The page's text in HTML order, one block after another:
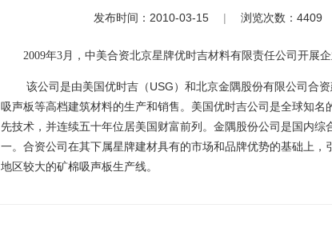
发布时间：2010-03-15 | 浏览次数：4409
2009年3月，中美合资北京星牌优时吉材料有限责任公司开展企
该公司是由美国优时吉（USG）和北京金隅股份有限公司合
吸声板等高档建筑材料的生产和销售。美国优时吉公司是全球知
先技术，并连续五十年位居美国财富前列。金隅股份公司是国内综
一。合资公司在其下属星牌建材具有的市场和品牌优势的基础上
地区较大的矿棉吸声板生产线。